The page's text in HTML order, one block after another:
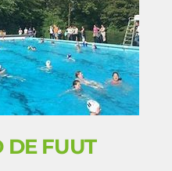
FUUT